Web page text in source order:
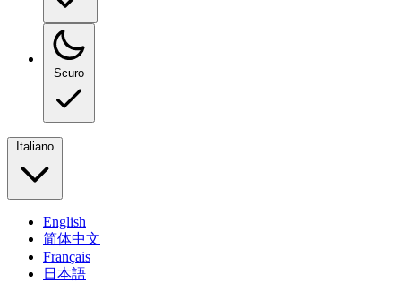
Scuro
Italiano
English
简体中文
Français
日本語